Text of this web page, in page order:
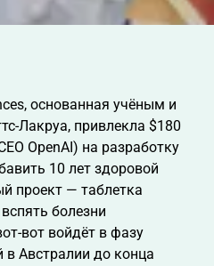
основанная учёным и
Лакруа, привлекла $180
OpenAI) на разработку
10 лет здоровой
проект — таблетка
болезни
вот войдёт в фазу
в Австралии до конца